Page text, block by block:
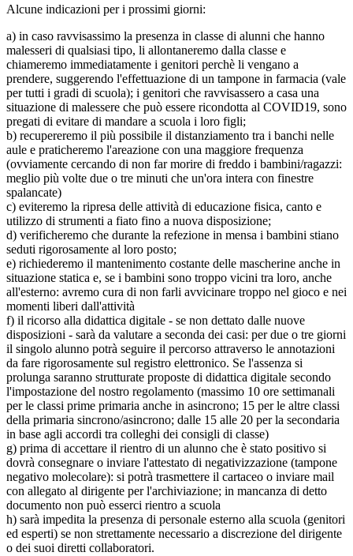
Alcune indicazioni per i prossimi giorni:
a) in caso ravvisassimo la presenza in classe di alunni che hanno
malesseri di qualsiasi tipo, li allontaneremo dalla classe e
chiameremo immediatamente i genitori perchè li vengano a
prendere, suggerendo l'effettuazione di un tampone in farmacia (vale
per tutti i gradi di scuola); i genitori che ravvisassero a casa una
situazione di malessere che può essere ricondotta al COVID19, sono
pregati di evitare di mandare a scuola i loro figli;
b) recupereremo il più possibile il distanziamento tra i banchi nelle
aule e praticheremo l'areazione con una maggiore frequenza
(ovviamente cercando di non far morire di freddo i bambini/ragazzi:
meglio più volte due o tre minuti che un'ora intera con finestre
spalancate)
c) eviteremo la ripresa delle attività di educazione fisica, canto e
utilizzo di strumenti a fiato fino a nuova disposizione;
d) verificheremo che durante la refezione in mensa i bambini stiano
seduti rigorosamente al loro posto;
e) richiederemo il mantenimento costante delle mascherine anche in
situazione statica e, se i bambini sono troppo vicini tra loro, anche
all'esterno: avremo cura di non farli avvicinare troppo nel gioco e nei
momenti liberi dall'attività
f) il ricorso alla didattica digitale - se non dettato dalle nuove
disposizioni - sarà da valutare a seconda dei casi: per due o tre giorni
il singolo alunno potrà seguire il percorso attraverso le annotazioni
da fare rigorosamente sul registro elettronico. Se l'assenza si
prolunga saranno strutturate proposte di didattica digitale secondo
l'impostazione del nostro regolamento (massimo 10 ore settimanali
per le classi prime primaria anche in asincrono; 15 per le altre classi
della primaria sincrono/asincrono; dalle 15 alle 20 per la secondaria
in base agli accordi tra colleghi dei consigli di classe)
g) prima di accettare il rientro di un alunno che è stato positivo si
dovrà consegnare o inviare l'attestato di negativizzazione (tampone
negativo molecolare): si potrà trasmettere il cartaceo o inviare mail
con allegato al dirigente per l'archiviazione; in mancanza di detto
documento non può esserci rientro a scuola
h) sarà impedita la presenza di personale esterno alla scuola (genitori
ed esperti) se non strettamente necessario a discrezione del dirigente
o dei suoi diretti collaboratori.